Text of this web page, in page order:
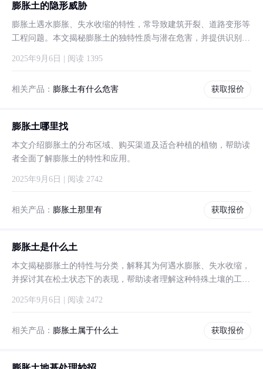
膨胀土的隐形威胁
膨胀土遇水膨胀、失水收缩的特性，常导致建筑开裂、道路变形等
工程问题。本文揭秘膨胀土的独特性质与潜在危害，并提供识别与
2025年9月6日 | 阅读 1395
相关产品： 膨胀土有什么危害 获取报价
膨胀土哪里找
本文介绍膨胀土的分布区域、购买渠道及适合种植的植物，帮助读
者全面了解膨胀土的特性和应用。
2025年9月6日 | 阅读 2742
相关产品： 膨胀土那里有 获取报价
膨胀土是什么土
本文揭秘膨胀土的特性与分类，解释其为何遇水膨胀、失水收缩，
并探讨其在松土状态下的表现，帮助读者理解这种特殊土壤的工程
2025年9月6日 | 阅读 2472
相关产品： 膨胀土属于什么土 获取报价